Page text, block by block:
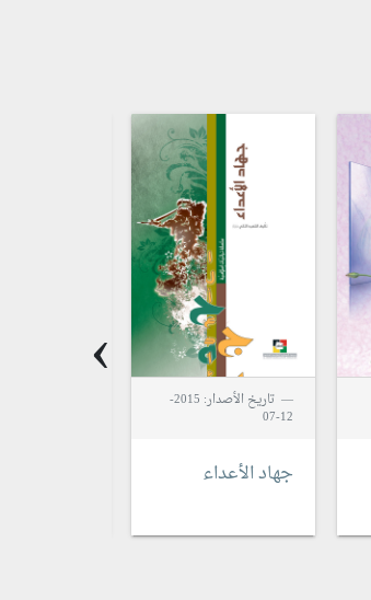
تاريخ الأصدار: 2015-
12-07
جهاد الأعداء
›